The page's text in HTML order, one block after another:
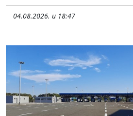
04.08.2026. u 18:47